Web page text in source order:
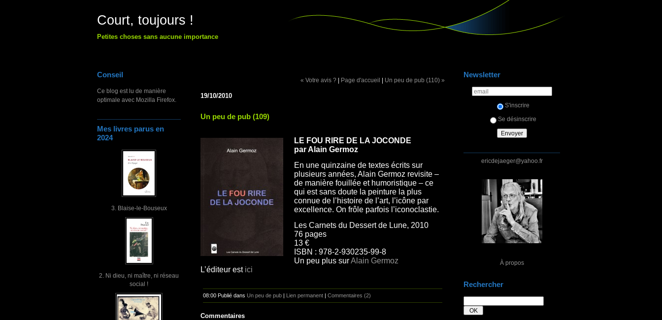
Court, toujours !
Petites choses sans aucune importance
Conseil
Ce blog est lu de manière
optimale avec Mozilla Firefox.
Mes livres parus en
2024
3. Blaise-le-Bouseux
2. Ni dieu, ni maître, ni réseau
social !
Newsletter
S'inscrire
Se désinscrire
ericdejaeger@yahoo.fr
À propos
Rechercher
« Votre avis ? | Page d'accueil | Un peu de pub (110) »
19/10/2010
Un peu de pub (109)
LE FOU RIRE DE LA JOCONDE
par Alain Germoz
En une quinzaine de textes écrits sur
plusieurs années, Alain Germoz revisite –
de manière fouillée et humoristique – ce
qui est sans doute la peinture la plus
connue de l’histoire de l’art, l’icône par
excellence. On frôle parfois l’iconoclastie.
Les Carnets du Dessert de Lune, 2010
76 pages
13 €
ISBN : 978-2-930235-99-8
Un peu plus surAlain Germoz
L’éditeur est ici
08:00 Publié dans Un peu de pub | Lien permanent | Commentaires (2)
Commentaires